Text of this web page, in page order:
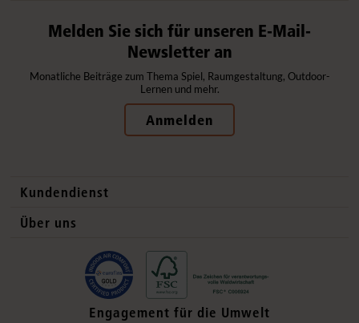
Melden Sie sich für unseren E-Mail-
Newsletter an
Monatliche Beiträge zum Thema Spiel, Raumgestaltung, Outdoor-
Lernen und mehr.
Anmelden
Kundendienst
Kontaktdaten
Häufig gestellte Fragen
Datenschutzerklärung
Über uns
Qualitätsprodukte
Gesund und sicher
Flexible Einrichtung
Engagement für die Umwelt